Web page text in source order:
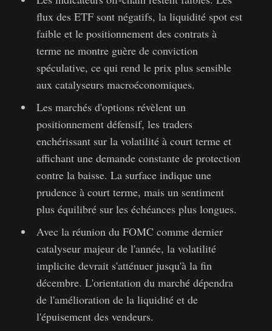
flux des ETF sont négatifs, la liquidité spot est
faible et le positionnement des contrats à
terme ne montre guère de conviction
spéculative, ce qui rend le prix plus sensible
aux catalyseurs macroéconomiques.
Les marchés d'options révèlent un
positionnement défensif, les traders
enchérissant sur la volatilité à court terme et
affichant une demande constante de protection
contre la baisse. La surface indique une
prudence à court terme, mais un sentiment
plus équilibré sur les échéances plus longues.
Avec la réunion du FOMC comme dernier
catalyseur majeur de l'année, la volatilité
implicite devrait s'atténuer jusqu'à la fin
décembre. L'orientation du marché dépendra
de l'amélioration de la liquidité et de
l'épuisement des vendeurs.